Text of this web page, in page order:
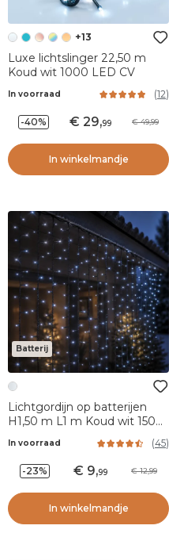
+13
Luxe lichtslinger 22,50 m
Koud wit 1000 LED CV
In voorraad (12)
-40% 29,99 49,99
In winkelmandje
Batterij
Lichtgordijn op batterijen
H1,50 m L1 m Koud wit 150
In voorraad (45)
-23% 9,99 12,99
In winkelmandje